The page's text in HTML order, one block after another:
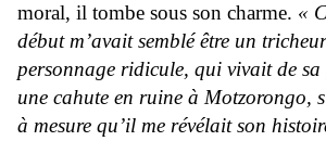
moral, il tombe sous son charme. «
début m’avait semblé être un
personnage ridicule, qui vivait de
une cahute en ruine à Motzorongo,
à mesure qu’il me révélait son